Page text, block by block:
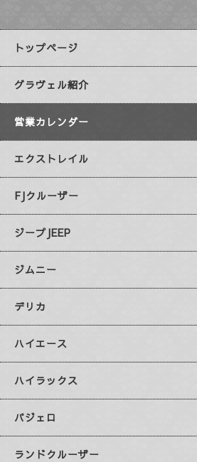
トップページ
グラヴェル紹介
営業カレンダー
エクストレイル
FJクルーザー
ジープJEEP
ジムニー
デリカ
ハイエース
ハイラックス
パジェロ
ランドクルーザー